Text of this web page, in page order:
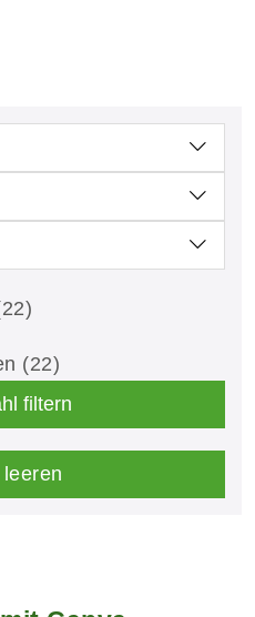
(22)
filtern